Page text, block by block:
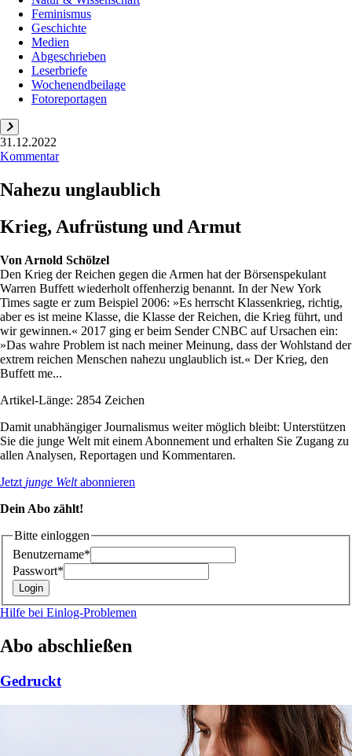
Feminismus
Geschichte
Medien
Abgeschrieben
Leserbriefe
Wochenendbeilage
Fotoreportagen
31.12.2022
Kommentar
Nahezu unglaublich
Krieg, Aufrüstung und Armut
Von Arnold Schölzel
Den Krieg der Reichen gegen die Armen hat der Börsenspekulant
Warren Buffett wiederholt offenherzig benannt. In der New York
Times sagte er zum Beispiel 2006: »Es herrscht Klassenkrieg, richtig,
aber es ist meine Klasse, die Klasse der Reichen, die Krieg führt, und
wir gewinnen.« 2017 ging er beim Sender CNBC auf Ursachen ein:
»Das wahre Problem ist nach meiner Meinung, dass der Wohlstand der
extrem reichen Menschen nahezu unglaublich ist.« Der Krieg, den
Buffett me...
Artikel-Länge: 2854 Zeichen
Damit unabhängiger Journalismus weiter möglich bleibt: Unterstützen
Sie die junge Welt mit einem Abonnement und erhalten Sie Zugang zu
allen Analysen, Reportagen und Kommentaren.
Jetzt junge Weltabonnieren
Dein Abo zählt!
Bitte einloggen
Benutzername*
Passwort*
Hilfe bei Einlog-Problemen
Abo abschließen
Gedruckt